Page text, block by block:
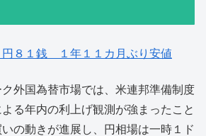
円８１銭 １年１１カ月ぶり安値
外国為替市場では、米連邦準備制度
る年内の利上げ観測が強まったこと
の動きが進展し、円相場は一時１ド